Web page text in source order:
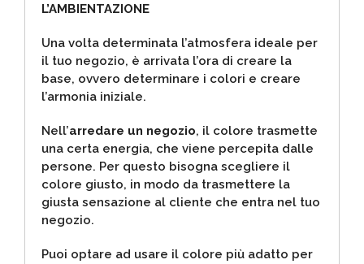
L’AMBIENTAZIONE
Una volta determinata l’atmosfera ideale per
il tuo negozio, è arrivata l’ora di creare la
base, ovvero determinare i colori e creare
l’armonia iniziale.
Nell’arredare un negozio, il colore trasmette
una certa energia, che viene percepita dalle
persone. Per questo bisogna scegliere il
colore giusto, in modo da trasmettere la
giusta sensazione al cliente che entra nel tuo
negozio.
Puoi optare ad usare il colore più adatto per